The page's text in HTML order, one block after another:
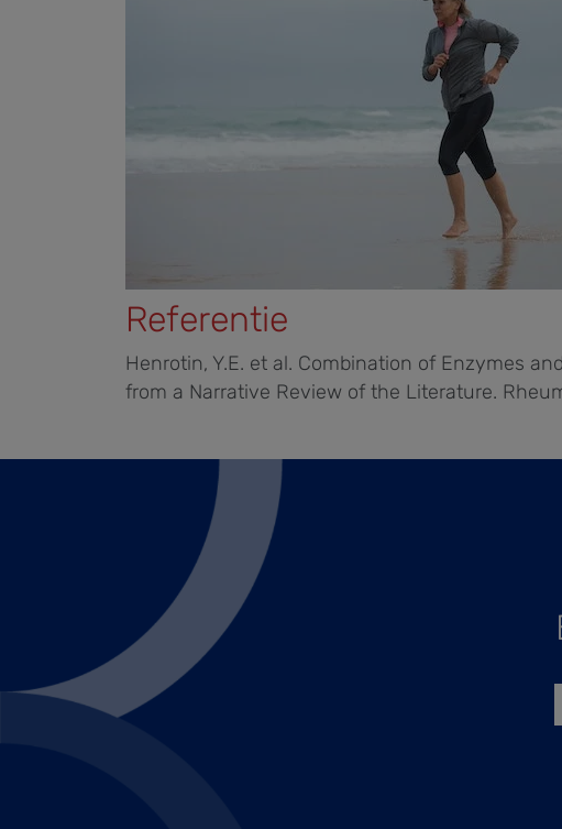
Referentie
Henrotin, Y.E. et al. Combination of Enzymes
from a Narrative Review of the Literature.